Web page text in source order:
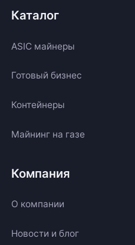
Каталог
ASIC майнеры
Готовый бизнес
Контейнеры
Майнинг на газе
Компания
О компании
Новости и блог